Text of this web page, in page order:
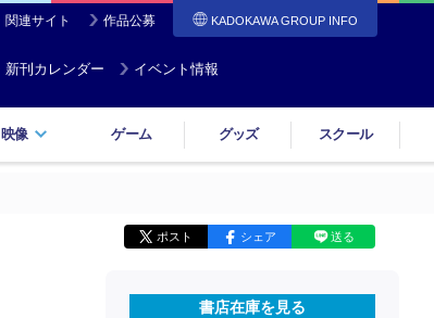
関連サイト 作品公募 KADOKAWA GROUP INFO
新刊カレンダー イベント情報
映像 ゲーム グッズ スクール
ポスト シェア 送る
書店在庫を見る